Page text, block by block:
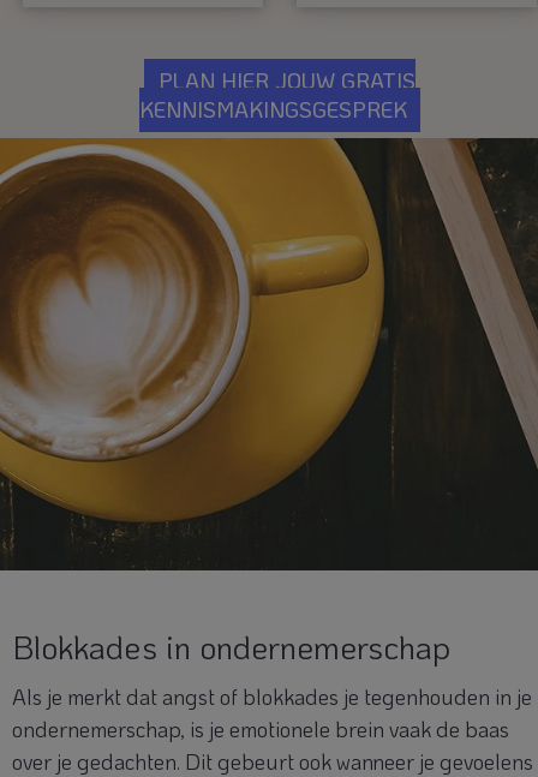
PLAN HIER JOUW GRATIS
KENNISMAKINGSGESPREK
Blokkades in ondernemerschap
Als je merkt dat angst of blokkades je tegenhouden in je
ondernemerschap, is je emotionele brein vaak de baas
over je gedachten. Dit gebeurt ook wanneer je gevoelens